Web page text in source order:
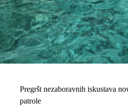
Pregršt nezaboravnih iskustava
patrole